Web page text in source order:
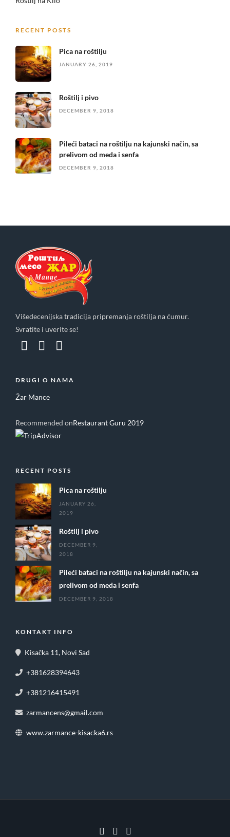
RECENT POSTS
Pica na roštilju
JANUARY 26, 2019
Roštilj i pivo
DECEMBER 9, 2018
Pileći bataci na roštilju na kajunski način, sa
prelivom od meda i senfa
DECEMBER 9, 2018
Višedecenijska tradicija pripremanja roštilja na ćumur.
Svratite i uverite se!
DRUGI O NAMA
Žar Mance
Recommended onRestaurant Guru 2019
RECENT POSTS
Pica na roštilju
JANUARY 26,
2019
Roštilj i pivo
DECEMBER 9,
2018
Pileći bataci na roštilju na kajunski način, sa
prelivom od meda i senfa
DECEMBER 9, 2018
KONTAKT INFO
Kisačka 11, Novi Sad
+381628394643
+381216415491
zarmancens@gmail.com
www.zarmance-kisacka6.rs